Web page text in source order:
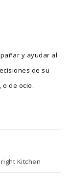
y ayudar al
de su
de ocio.
Kitchen